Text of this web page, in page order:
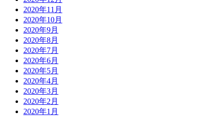
2020年11月
2020年10月
2020年9月
2020年8月
2020年7月
2020年6月
2020年5月
2020年4月
2020年3月
2020年2月
2020年1月